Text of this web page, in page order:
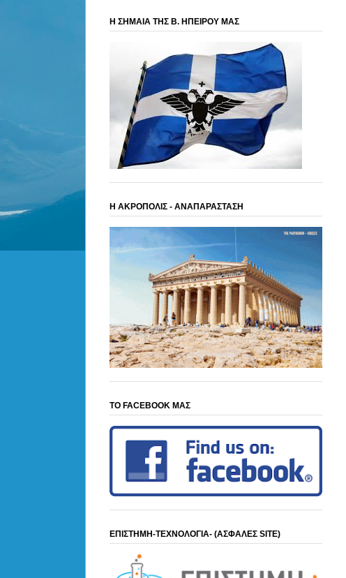
Η ΣΗΜΑΙΑ ΤΗΣ Β. ΗΠΕΙΡΟΥ ΜΑΣ
Η ΑΚΡΟΠΟΛΙΣ - ΑΝΑΠΑΡΑΣΤΑΣΗ
ΤΟ FACEBOOK ΜΑΣ
ΕΠΙΣΤΗΜΗ-ΤΕΧΝΟΛΟΓΙΑ- (ΑΣΦΑΛΕΣ SITE)